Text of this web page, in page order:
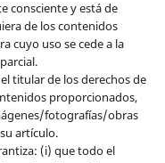
consciente y está de
de los contenidos
cuyo uso se cede a la
titular de los derechos de
proporcionados,
fotografías/obras
artículo.
(i) que todo el